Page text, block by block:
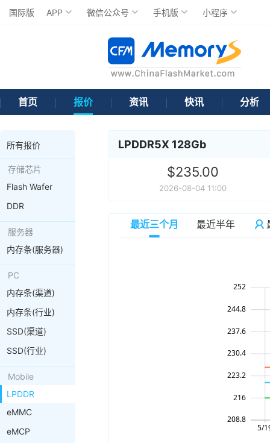
国际版 APP 微信公众号 手机版 小程序
首页 报价 资讯 快讯 分析
所有报价
存储芯片
Flash Wafer
DDR
服务器
内存条(服务器)
PC
内存条(渠道)
内存条(行业)
SSD(渠道)
SSD(行业)
Mobile
LPDDR
eMMC
eMCP
LPDDR5X 128Gb
$235.00
2026-08-04 11:00
最近三个月 最近半年